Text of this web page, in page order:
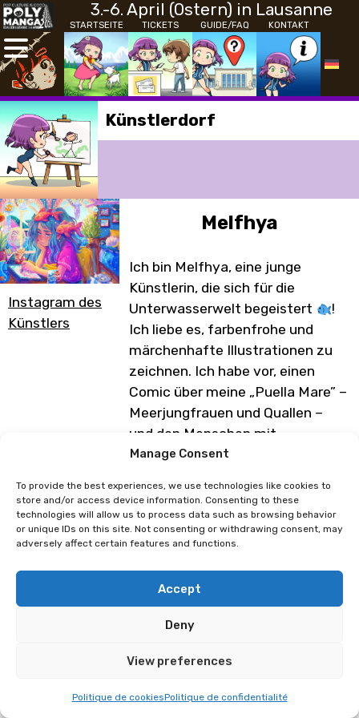
Manage Consent
To provide the best experiences, we use technologies like cookies to
store and/or access device information. Consenting to these
technologies will allow us to process data such as browsing behavior
or unique IDs on this site. Not consenting or withdrawing consent, may
adversely affect certain features and functions.
Accept
Deny
View preferences
Politique de cookiesPolitique de confidentialité
3.-6. April (Ostern) in Lausanne
STARTSEITE TICKETS GUIDE/FAQ KONTAKT
Künstlerdorf
Instagram des
Künstlers
Melfhya
Ich bin Melfhya, eine junge
Künstlerin, die sich für die
Unterwasserwelt begeistert
!
Ich liebe es, farbenfrohe und
märchenhafte Illustrationen zu
zeichnen. Ich habe vor, einen
Comic über meine „Puella Mare” –
Meerjungfrauen und Quallen –
und den Menschen mit
Fischschwanz zu zeichnen, der
der nach und nach lernt, sich
treiben zu lassen
! Kommt
vorbei, um in meinem Aquarium
Accessoires zu sehen, die euch in
meine Welt entführen werden
Änderungen